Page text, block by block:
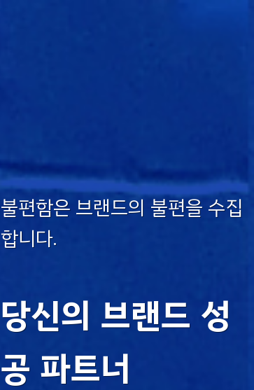
불편함은 브랜드의 불편을 수집
합니다.
당신의 브랜드 성
공 파트너